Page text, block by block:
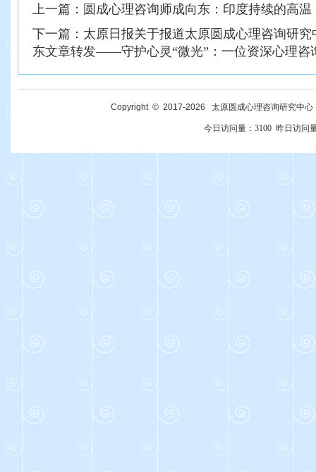
上一篇： 圆成心理咨询师成向东：印度持续的高
下一篇： 太原日报关于报道太原圆成心理咨询研
东文章转发——守护心灵“微光”：一位资深心理咨
Copyright © 2017-2026 太原圆成心理咨询研究中
今日访问量： 3100 昨日访问